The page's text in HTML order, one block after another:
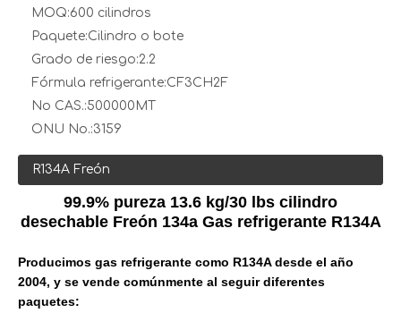
MOQ:600 cilindros
Paquete:Cilindro o bote
Grado de riesgo:2.2
Fórmula refrigerante:CF3CH2F
No CAS.:500000MT
ONU No.:3159
R134A Freón
99.9% pureza 13.6 kg/30 lbs cilindro
desechable Freón 134a Gas refrigerante R134A
Producimos gas refrigerante como R134A desde el año
2004, y se vende comúnmente al seguir diferentes
paquetes: